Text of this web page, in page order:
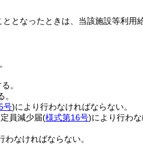
ととなったときは、当該施設等利用
。
号)により行わなければならない。
員減少届(様式第16号)により行わ
わなければならない。